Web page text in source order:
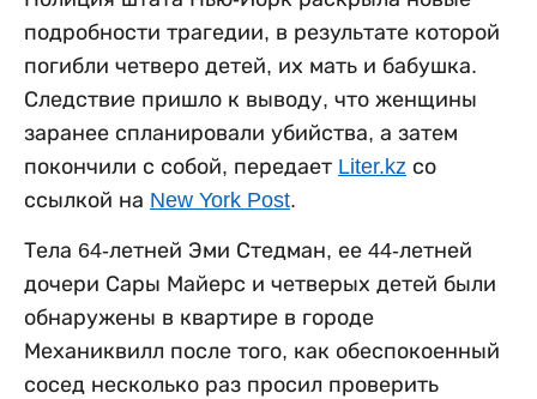
подробности трагедии, в результате которой
погибли четверо детей, их мать и бабушка.
Следствие пришло к выводу, что женщины
заранее спланировали убийства, а затем
покончили с собой, передает Liter.kz со
ссылкой на New York Post.
Тела 64-летней Эми Стедман, ее 44-летней
дочери Сары Майерс и четверых детей были
обнаружены в квартире в городе
Механиквилл после того, как обеспокоенный
сосед несколько раз просил проверить